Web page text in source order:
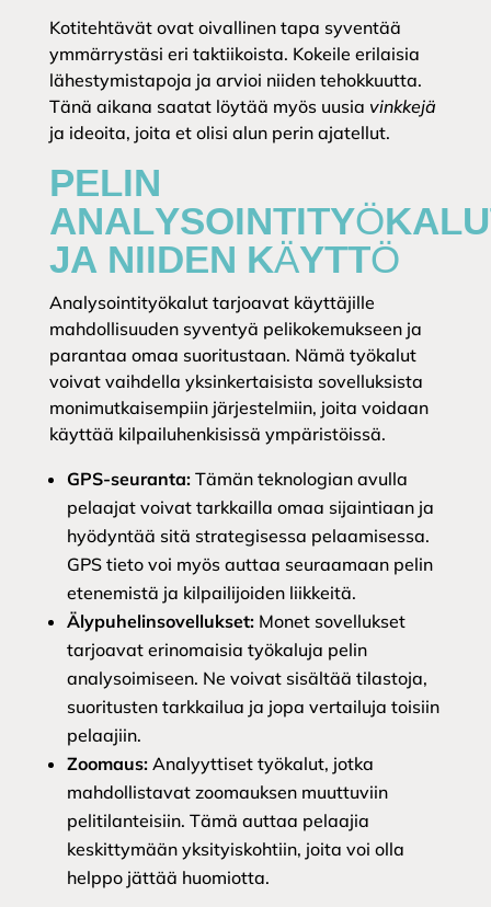
Kotitehtävät ovat oivallinen tapa syventää
ymmärrystäsi eri taktiikoista. Kokeile erilaisia
lähestymistapoja ja arvioi niiden tehokkuutta.
Tänä aikana saatat löytää myös uusia vinkkejä
ja ideoita, joita et olisi alun perin ajatellut.
PELIN
JA NIIDEN KÄYTTÖ
Analysointityökalut tarjoavat käyttäjille
mahdollisuuden syventyä pelikokemukseen ja
parantaa omaa suoritustaan. Nämä työkalut
voivat vaihdella yksinkertaisista sovelluksista
monimutkaisempiin järjestelmiin, joita voidaan
käyttää kilpailuhenkisissä ympäristöissä.
GPS-seuranta:Tämän teknologian avulla
pelaajat voivat tarkkailla omaa sijaintiaan ja
hyödyntää sitä strategisessa pelaamisessa.
GPS tieto voi myös auttaa seuraamaan pelin
etenemistä ja kilpailijoiden liikkeitä.
Älypuhelinsovellukset:Monet sovellukset
tarjoavat erinomaisia työkaluja pelin
analysoimiseen. Ne voivat sisältää tilastoja,
suoritusten tarkkailua ja jopa vertailuja toisiin
pelaajiin.
Zoomaus:Analyyttiset työkalut, jotka
mahdollistavat zoomauksen muuttuviin
pelitilanteisiin. Tämä auttaa pelaajia
keskittymään yksityiskohtiin, joita voi olla
helppo jättää huomiotta.